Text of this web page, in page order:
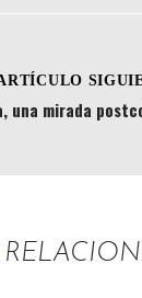
una mirada